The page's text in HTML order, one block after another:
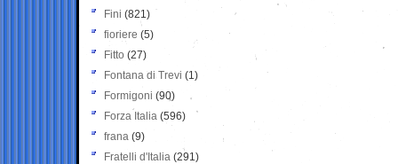
Fini (821)
fioriere (5)
Fitto (27)
Fontana di Trevi (1)
Formigoni (90)
Forza Italia (596)
frana (9)
Fratelli d'Italia (291)